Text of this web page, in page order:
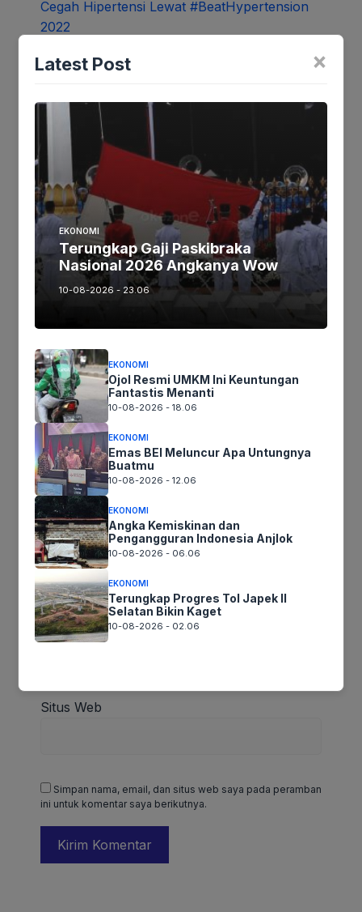
Cegah Hipertensi Lewat
#BeatHypertension 2022
Tinggalkan Balasan
Alamat email Anda tidak akan dipublikasikan.
Ruas yang wajib ditandai*
Nama*
Email*
Situs Web
Simpan nama, email, dan situs web saya pada peramban
ini untuk komentar saya berikutnya.
×
Latest Post
EKONOMI
Terungkap Gaji Paskibraka
Nasional 2026 Angkanya Wow
10-08-2026 - 23.06
EKONOMI
Ojol Resmi UMKM Ini Keuntungan
Fantastis Menanti
10-08-2026 - 18.06
EKONOMI
Emas BEI Meluncur Apa Untungnya
Buatmu
10-08-2026 - 12.06
EKONOMI
Angka Kemiskinan dan
Pengangguran Indonesia Anjlok
10-08-2026 - 06.06
EKONOMI
Terungkap Progres Tol Japek II
Selatan Bikin Kaget
10-08-2026 - 02.06